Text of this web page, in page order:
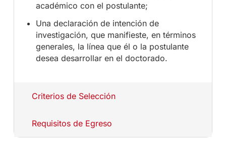
Criterios de Selección
Requisitos de Egreso
académico con el postulante;
Una declaración de intención de
investigación, que manifieste, en términos
generales, la línea que él o la postulante
desea desarrollar en el doctorado.